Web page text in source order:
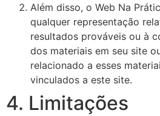
Além disso, o Web Na
qualquer representação
resultados prováveis ​​ou à
dos materiais em seu site
relacionado a esses
vinculados a este site.
4. Limitações